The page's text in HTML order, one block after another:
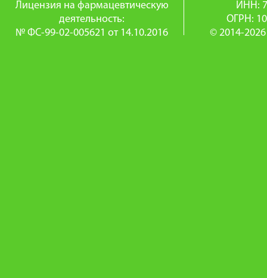
Лицензия на фармацевтическую
деятельность:
№ ФС-99-02-005621 от 14.10.2016
ИНН:
ОГРН:
© 2014-